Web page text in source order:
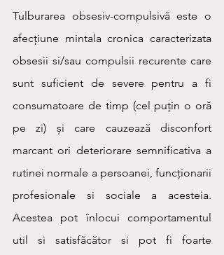
Tulburarea obsesiv-compulsivă este o
afecțiune mintala cronica caracterizata
obsesii si/sau compulsii recurente care
sunt suficient de severe pentru a fi
consumatoare de timp (cel puțin o oră
pe zi) și care cauzează disconfort
marcant ori deteriorare semnificativa a
rutinei normale a persoanei, funcționarii
profesionale si sociale a acesteia.
Acestea pot înlocui comportamentul
util si satisfăcător si pot fi foarte